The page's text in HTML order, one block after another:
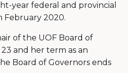
year federal and provincial
February 2020.
of the UOF Board of
and her term as an
Board of Governors ends